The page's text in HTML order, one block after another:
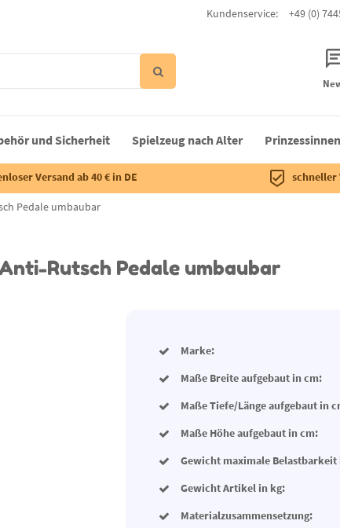
Kundenservice: +49 (0)
und Sicherheit Spielzeug nach Alter Prinzessinnen
Versand ab 40 € in DE schneller
Pedale umbaubar
Rutsch Pedale umbaubar
Marke:
Maße Breite aufgebaut in cm:
Maße Tiefe/Länge aufgebaut in
Maße Höhe aufgebaut in cm:
Gewicht maximale Belastbarkeit
Gewicht Artikel in kg:
Materialzusammensetzung: